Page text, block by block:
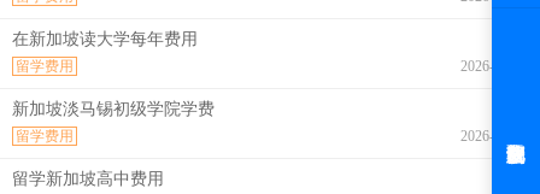
在新加坡读大学每年费用
2026-08-04
留学费用
新加坡淡马锡初级学院学费
2026-08-04
留学费用
留学新加坡高中费用